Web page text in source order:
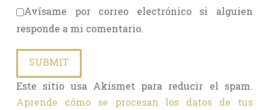
Avísame por correo electrónico si alguien
responde a mi comentario.
Este sitio usa Akismet para reducir el spam.
Aprende cómo se procesan los datos de tus